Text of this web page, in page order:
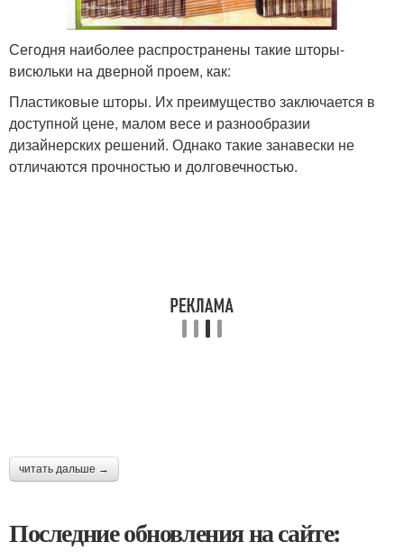
Сегодня наиболее распространены такие шторы-
висюльки на дверной проем, как:
Пластиковые шторы. Их преимущество заключается в
доступной цене, малом весе и разнообразии
дизайнерских решений. Однако такие занавески не
отличаются прочностью и долговечностью.
читать дальше →
Последние обновления на сайте: